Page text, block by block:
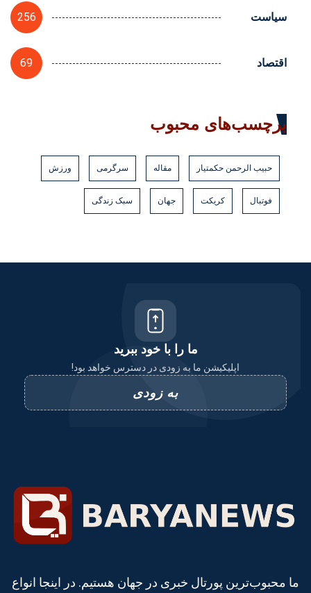
سیاست 256
اقتصاد 69
برچسب‌های محبوب
حبیب الرحمن حکمتیار مقاله سرگرمی ورزش
فوتبال کریکت جهان سبک زندگی
ما را با خود ببرید
اپلیکیشن ما به زودی در دسترس خواهد بود!
به زودی
ما محبوب‌ترین پورتال خبری در جهان هستیم. در اینجا انواع